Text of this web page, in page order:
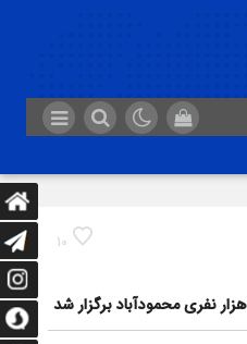
10
نفری محمودآباد برگزار شد